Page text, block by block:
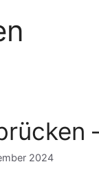
2024